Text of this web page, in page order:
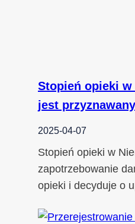
Stopień opieki w
jest
2025-04-07
Stopień opieki w
zapotrzebowanie
opieki i decyduje o